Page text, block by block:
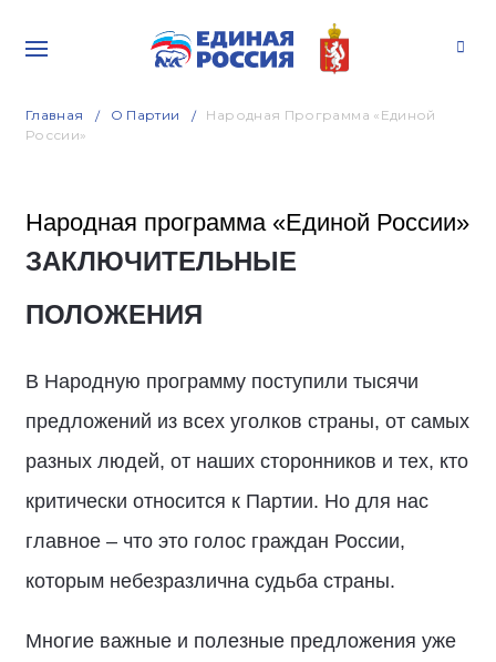
Главная О Партии
Народная Программа «Единой
России»
Народная программа «Единой России»
ЗАКЛЮЧИТЕЛЬНЫЕ
ПОЛОЖЕНИЯ
В Народную программу поступили тысячи
предложений из всех уголков страны, от самых
разных людей, от наших сторонников и тех, кто
критически относится к Партии. Но для нас
главное – что это голос граждан России,
которым небезразлична судьба страны.
Многие важные и полезные предложения уже